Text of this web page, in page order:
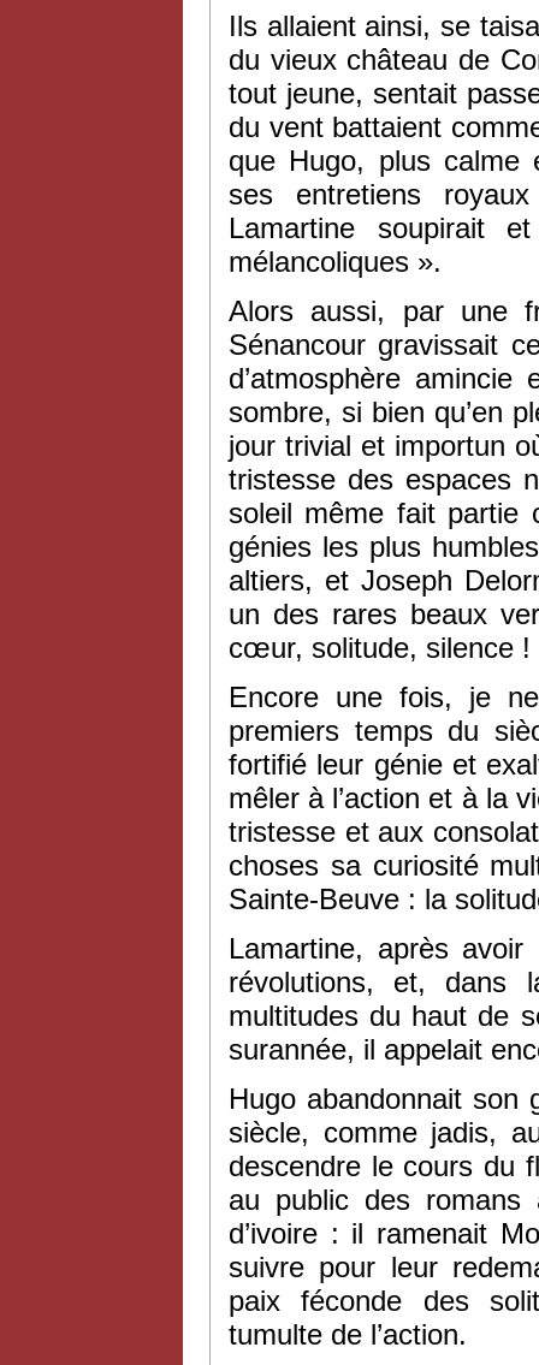
Ils allaient ainsi, se
du vieux château de
tout jeune, sentait
du vent battaient
que Hugo, plus calme
ses entretiens
Lamartine soupirait
mélancoliques ».
Alors aussi, par une
Sénancour gravissait
d’atmosphère
sombre, si bien qu’en
jour trivial et importun
tristesse des espaces
soleil même fait partie
génies les plus
altiers, et Joseph
un des rares beaux
cœur, solitude, silence !
Encore une fois, je
premiers temps du
fortifié leur génie et
mêler à l’action et à la
tristesse et aux
choses sa curiosité
Sainte-Beuve : la
Lamartine, après
révolutions, et, dans
multitudes du haut de
surannée, il appelait
Hugo abandonnait son
siècle, comme jadis,
descendre le cours du
au public des
d’ivoire : il ramenait
suivre pour leur
paix féconde des
tumulte de l’action.